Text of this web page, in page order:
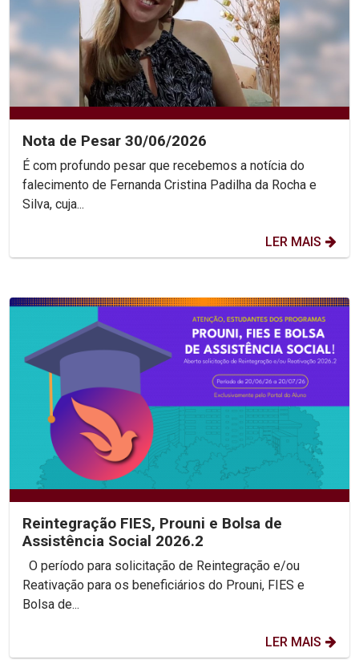
Nota de Pesar 30/06/2026
É com profundo pesar que recebemos a notícia do
falecimento de Fernanda Cristina Padilha da Rocha e
Silva, cuja...
LER MAIS
Reintegração FIES, Prouni e Bolsa de
Assistência Social 2026.2
Reativação para os beneficiários do Prouni, FIES e
Bolsa de...
LER MAIS